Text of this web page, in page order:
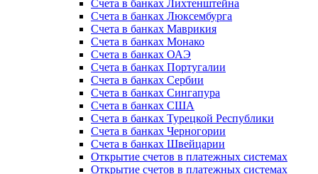
Счета в банках Лихтенштейна
Счета в банках Люксембурга
Счета в банках Маврикия
Счета в банках Монако
Счета в банках ОАЭ
Счета в банках Португалии
Счета в банках Сербии
Счета в банках Сингапура
Счета в банках США
Счета в банках Турецкой Республики
Счета в банках Черногории
Счета в банках Швейцарии
Открытие счетов в платежных системах
Открытие счетов в платежных системах